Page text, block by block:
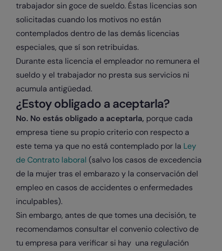
trabajador sin goce de sueldo. Éstas licencias son
solicitadas cuando los motivos no están
contemplados dentro de las demás licencias
especiales, que sí son retribuidas.
Durante esta licencia el empleador no remunera el
sueldo y el trabajador no presta sus servicios ni
acumula antigüedad.
¿Estoy obligado a aceptarla?
No. No estás obligado a aceptarla, porque cada
empresa tiene su propio criterio con respecto a
este tema ya que no está contemplado por la Ley
de Contrato laboral (salvo los casos de excedencia
de la mujer tras el embarazo y la conservación del
empleo en casos de accidentes o enfermedades
inculpables).
Sin embargo, antes de que tomes una decisión, te
recomendamos consultar el convenio colectivo de
tu empresa para verificar si hay una regulación